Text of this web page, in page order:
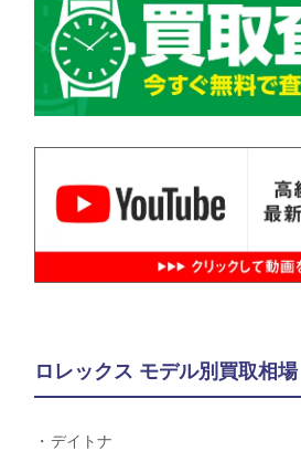
ロレックス モデル別買取相場
デイトナ